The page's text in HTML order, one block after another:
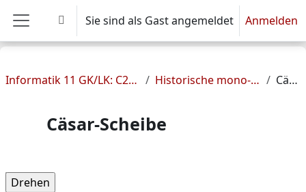
Zum Hauptinhalt
Website-Übersicht
Sucheingabe umschalten
Sie sind als Gast angemeldet Anmelden
Informatik 11 GK/LK: C2 Sichere Kommunikation - Herr Hempel Historische mono- und polyalphabetische Verfahren Cäsar-Scheibe
Cäsar-Scheibe